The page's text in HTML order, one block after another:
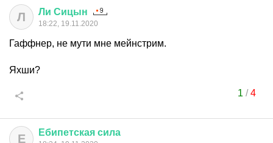
Л Ли Сицын
18:22, 19.11.2020
Гаффнер, не мути мне мейнстрим.
Яхши?
1 /4
Е Ебипетская сила